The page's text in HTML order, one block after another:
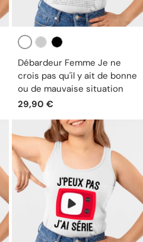
Blanc
Débardeur Femme Je ne
crois pas qu'il y ait de bonne
ou de mauvaise situation
29,90 €